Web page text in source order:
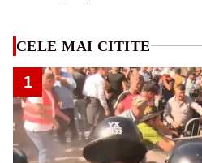
CELE MAI CITITE
1